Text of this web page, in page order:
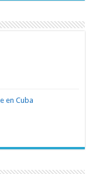
en Cuba